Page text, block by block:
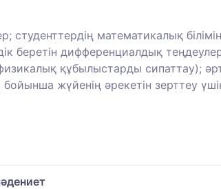
студенттердің математикалық
беретін дифференциалдық
құбылыстарды сипаттау);
жүйенің әрекетін зерттеу